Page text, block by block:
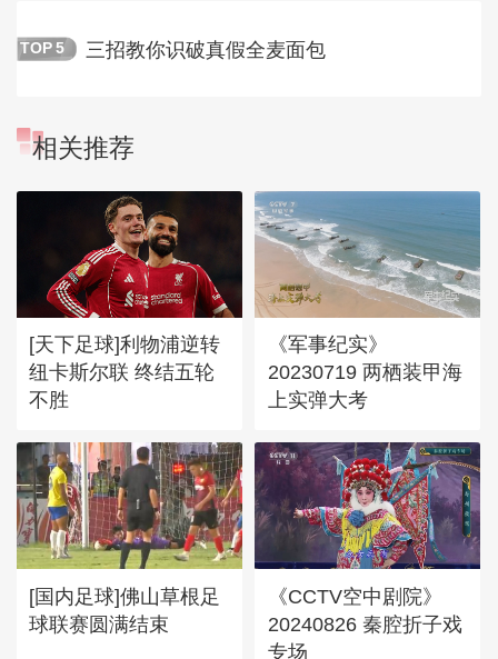
TOP 5 三招教你识破真假全麦面包
相关推荐
[天下足球]利物浦逆转
纽卡斯尔联 终结五轮
不胜
《军事纪实》
20230719 两栖装甲海
上实弹大考
[国内足球]佛山草根足
球联赛圆满结束
《CCTV空中剧院》
20240826 秦腔折子戏
专场